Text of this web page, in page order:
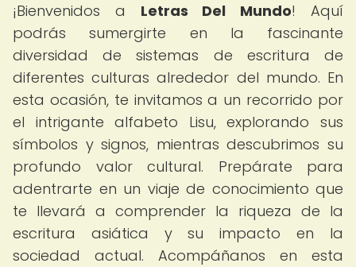
¡Bienvenidos a Letras Del Mundo! Aquí
podrás sumergirte en la fascinante
diversidad de sistemas de escritura de
diferentes culturas alrededor del mundo. En
esta ocasión, te invitamos a un recorrido por
el intrigante alfabeto Lisu, explorando sus
símbolos y signos, mientras descubrimos su
profundo valor cultural. Prepárate para
adentrarte en un viaje de conocimiento que
te llevará a comprender la riqueza de la
escritura asiática y su impacto en la
sociedad actual. Acompáñanos en esta